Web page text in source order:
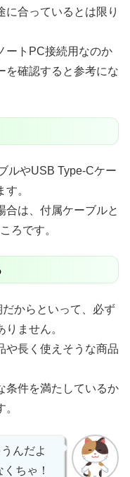
に合っているとは限り
ートPC接続用なのか
を確認すると参考にな
ルやUSB Type-Cケー
。
合は、付属ケーブルと
ろです。
からといって、必ず
ません。
や長く使えそうな商品
条件を満たしているか
んだよ
ちゃ！